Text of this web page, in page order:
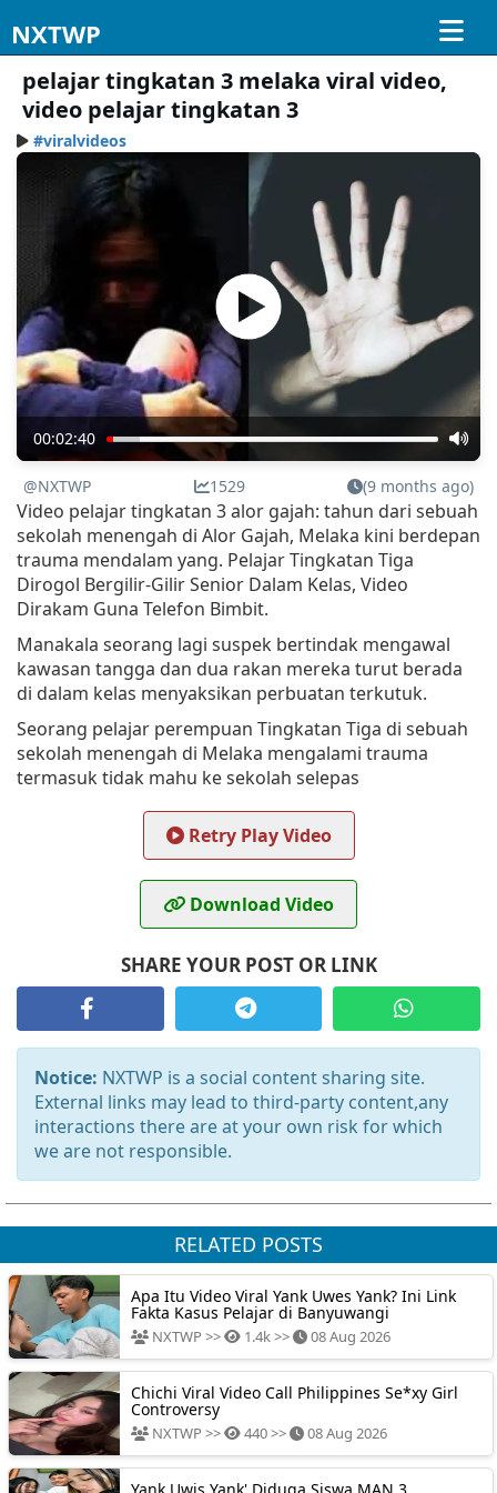
NXTWP
pelajar tingkatan 3 melaka viral video,
video pelajar tingkatan 3
#viralvideos
00:02:40
@NXTWP 1529 (9 months ago)
Video pelajar tingkatan 3 alor gajah: tahun dari sebuah
sekolah menengah di Alor Gajah, Melaka kini berdepan
trauma mendalam yang. Pelajar Tingkatan Tiga
Dirogol Bergilir-Gilir Senior Dalam Kelas, Video
Dirakam Guna Telefon Bimbit.
Manakala seorang lagi suspek bertindak mengawal
kawasan tangga dan dua rakan mereka turut berada
di dalam kelas menyaksikan perbuatan terkutuk.
Seorang pelajar perempuan Tingkatan Tiga di sebuah
sekolah menengah di Melaka mengalami trauma
termasuk tidak mahu ke sekolah selepas
Retry Play Video
Download Video
SHARE YOUR POST OR LINK
Notice: NXTWP is a social content sharing site.
External links may lead to third-party content,any
interactions there are at your own risk for which
we are not responsible.
RELATED POSTS
Apa Itu Video Viral Yank Uwes Yank? Ini Link
Fakta Kasus Pelajar di Banyuwangi
NXTWP >> 1.4k >> 08 Aug 2026
Chichi Viral Video Call Philippines Se*xy Girl
Controversy
NXTWP >> 440 >> 08 Aug 2026